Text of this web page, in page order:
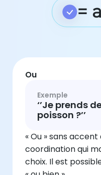
=
Ou
Exemple
‘’Je prends
poisson ?’’
« Ou » sans
coordination qui
choix. Il est